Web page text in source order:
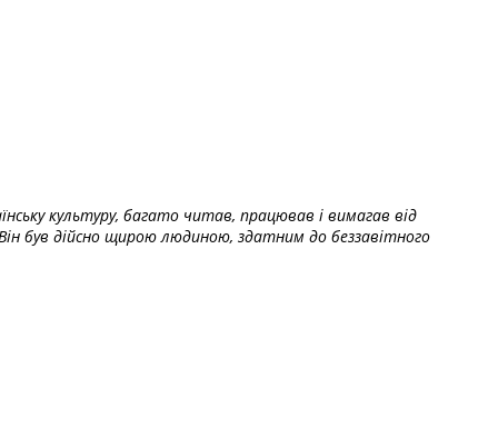
культуру, багато читав, працював і вимагав від
був дійсно щирою людиною, здатним до беззавітного